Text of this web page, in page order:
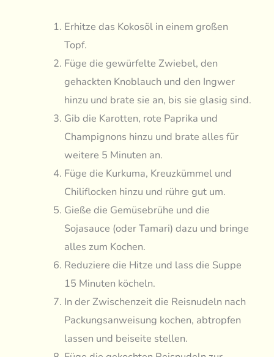
Erhitze das Kokosöl in einem großen
Topf.
Füge die gewürfelte Zwiebel, den
gehackten Knoblauch und den Ingwer
hinzu und brate sie an, bis sie glasig sind.
Gib die Karotten, rote Paprika und
Champignons hinzu und brate alles für
weitere 5 Minuten an.
Füge die Kurkuma, Kreuzkümmel und
Chiliflocken hinzu und rühre gut um.
Gieße die Gemüsebrühe und die
Sojasauce (oder Tamari) dazu und bringe
alles zum Kochen.
Reduziere die Hitze und lass die Suppe
15 Minuten köcheln.
In der Zwischenzeit die Reisnudeln nach
Packungsanweisung kochen, abtropfen
lassen und beiseite stellen.